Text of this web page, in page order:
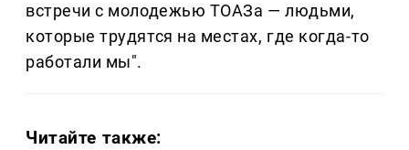
встречи с молодежью ТОАЗа — людьми,
которые трудятся на местах, где когда-то
работали мы".
Читайте также: